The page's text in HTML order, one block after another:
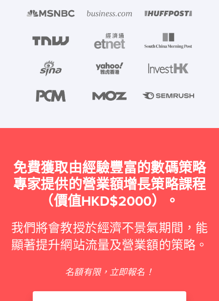
免費獲取由經驗豐富的數碼策略
專家提供的營業額增長策略課程
（價值HKD$2000）。
我們將會教授於經濟不景氣期間，能
顯著提升網站流量及營業額的策略。
名額有限，立即報名！